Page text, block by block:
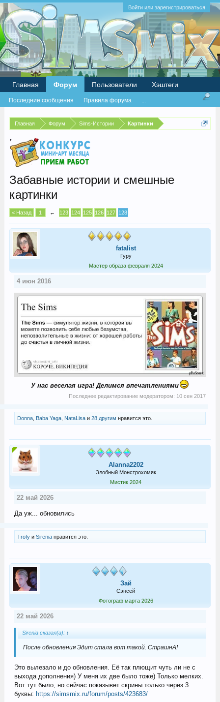
Войти или зарегистрироваться
Главная Форум Sims-Истории Картинки
Забавные истории и смешные
картинки
< Назад 1 ← 123 124 125 126 127 128
fatalist
Гуру
Мастер образа февраля 2024
4 июн 2016
У нас веселая игра! Делимся впечатлениями
Последнее редактирование модератором: 10 сен 2017
Donna, Baba Yaga, NataLisaи 28 другим нравится это.
Alanna2202
Злобный Монстрохомяк
Мистик 2024
22 май 2026
Да уж... обновились
Trofyи Sireniaнравится это.
Зай
Сэнсей
Фотограф марта 2026
22 май 2026
Sirenia сказал(а): ↑
После обновления Эдит стала вот такой. СтрашнА!
Это вылезало и до обновления. Её так плющит чуть ли не с
выхода дополнения) У меня их две было тоже) Только мелких.
Вот тут было, но сейчас показывет скрины только через 3
буквы: https://simsmix.ru/forum/posts/423683/
Главная Форум
Последние сообщения Правила форума ...
Пользователи Хэштеги